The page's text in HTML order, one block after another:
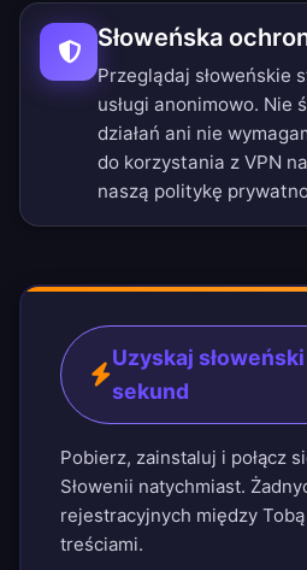
Słoweńska
Przeglądaj słoweńskie
usługi anonimowo. Nie
działań ani nie
do korzystania z VPN
naszą politykę
Uzyskaj
sekund
Pobierz, zainstaluj i połącz
Słowenii natychmiast.
rejestracyjnych między Tobą
treściami.